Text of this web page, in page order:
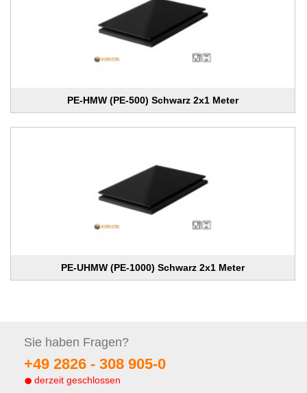
PE-HMW (PE-500) Schwarz 2x1 Meter
PE-UHMW (PE-1000) Schwarz 2x1 Meter
Sie haben Fragen?
+49 2826 - 308 905-0
derzeit geschlossen